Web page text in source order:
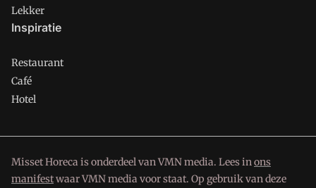
Lekker
Inspiratie
Restaurant
Café
Hotel
Misset Horeca is onderdeel van VMN media. Lees inons
manifestwaar VMN media voor staat. Op gebruik van deze